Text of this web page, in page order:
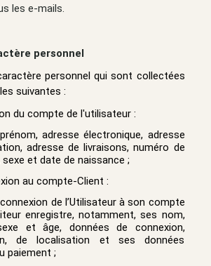
les e-mails.
personnel
personnel qui sont collectées
suivantes :
du compte de l'utilisateur :
adresse électronique, adresse
adresse de livraisons, numéro de
sexe et date de naissance ;
au compte-Client :
de l’Utilisateur à son compte
enregistre, notamment, ses nom,
et âge, données de connexion,
de localisation et ses données
paiement ;